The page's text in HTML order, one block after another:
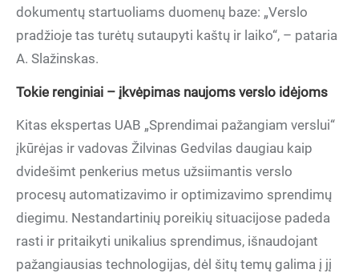
dokumentų startuoliams duomenų baze: „Verslo
pradžioje tas turėtų sutaupyti kaštų ir laiko“, – pataria
A. Slažinskas.
Tokie renginiai – įkvėpimas naujoms verslo idėjoms
Kitas ekspertas UAB „Sprendimai pažangiam verslui“
įkūrėjas ir vadovas Žilvinas Gedvilas daugiau kaip
dvidešimt penkerius metus užsiimantis verslo
procesų automatizavimo ir optimizavimo sprendimų
diegimu. Nestandartinių poreikių situacijose padeda
rasti ir pritaikyti unikalius sprendimus, išnaudojant
pažangiausias technologijas, dėl šitų temų galima į jį